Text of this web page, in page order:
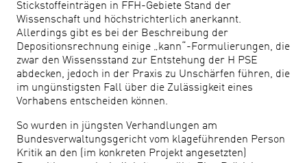
Stickstoffeinträgen in FFH-Gebiete Stand der
Wissenschaft und höchstrichterlich anerkannt.
Allerdings gibt es bei der Beschreibung der
Depositionsrechnung einige „kann“-Formulierungen, die
zwar den Wissensstand zur Entstehung der H PSE
abdecken, jedoch in der Praxis zu Unschärfen führen, die
im ungünstigsten Fall über die Zulässigkeit eines
Vorhabens entscheiden können.
So wurden in jüngsten Verhandlungen am
Bundesverwaltungsgericht vom klageführenden Person
Kritik an den (im konkreten Projekt angesetzten)